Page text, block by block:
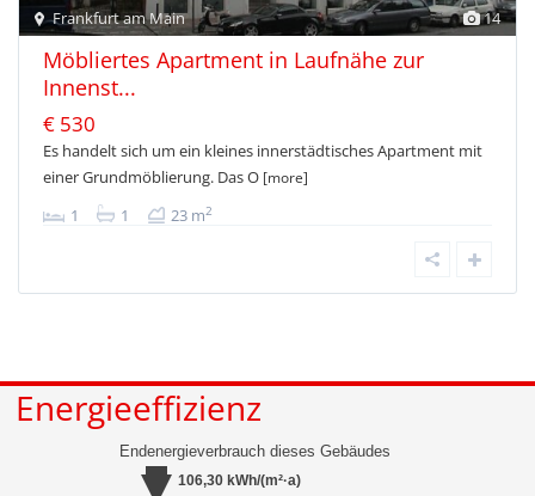
14
Frankfurt am Main
Möbliertes Apartment in Laufnähe zur
Innenst...
€ 530
Es handelt sich um ein kleines innerstädtisches Apartment mit
einer Grundmöblierung. Das O [more]
1 1 23 m2
Energieeffizienz
Endenergieverbrauch dieses Gebäudes
106,30 kWh/(m²·a)